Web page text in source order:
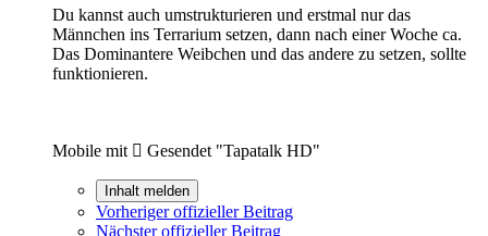
Du kannst auch umstrukturieren und erstmal nur das
Männchen ins Terrarium setzen, dann nach einer Woche ca.
Das Dominantere Weibchen und das andere zu setzen, sollte
funktionieren.
Mobile mit  Gesendet "Tapatalk HD"
Inhalt melden
Vorheriger offizieller Beitrag
Nächster offizieller Beitrag